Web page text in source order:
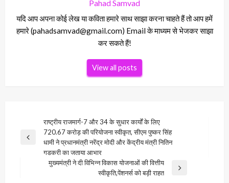
Pahad Samvad
यदि आप अपना कोई लेख या कविता हमारे साथ साझा करना चाहते हैं तो आप हमें
हमारे (pahadsamvad@gmail.com) Email के माध्यम से भेजकर साझा
कर सकते हैं!
View all posts
navigation
Previous
राष्ट्रीय राजमार्ग-7 और 34 के सुधार कार्यों के लिए
720.67 करोड़ की परियोजना स्वीकृत, सीएम पुष्कर सिंह
धामी ने प्रधानमंत्री नरेंद्र मोदी और केंद्रीय मंत्री नितिन
गडकरी का जताया आभार
मुख्यमंत्री ने दी विभिन्न विकास योजनाओं की वित्तीय
स्वीकृति,पेंशनर्स को बड़ी राहत